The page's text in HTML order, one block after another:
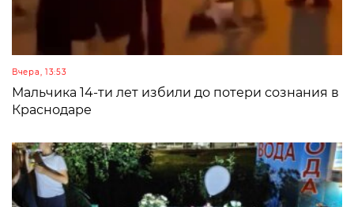
Вчера, 13:53
Мальчика 14-ти лет избили до потери сознания в
Краснодаре